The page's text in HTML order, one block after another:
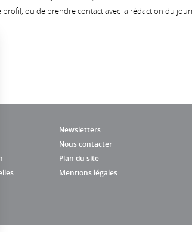
ou de prendre contact avec la rédaction du
Newsletters
Nous contacter
Plan du site
Mentions légales